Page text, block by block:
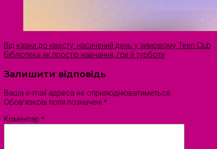
Від казки до квесту: насичений день у зимовому Teen Club
Бібліотека як простір навчання, гри й турботи
Залишити відповідь
Ваша e-mail адреса не оприлюднюватиметься.
Обов’язкові поля позначені *
Коментар *